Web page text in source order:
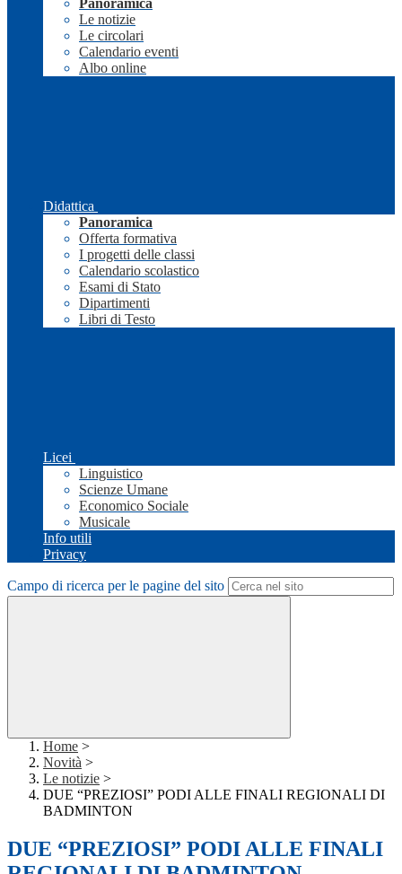
Panoramica
Le notizie
Le circolari
Calendario eventi
Albo online
Didattica
Panoramica
Offerta formativa
I progetti delle classi
Calendario scolastico
Esami di Stato
Dipartimenti
Libri di Testo
Licei
Linguistico
Scienze Umane
Economico Sociale
Musicale
Info utili
Privacy
Campo di ricerca per le pagine del sito
Home >
Novità >
Le notizie >
DUE “PREZIOSI” PODI ALLE FINALI REGIONALI DI
BADMINTON
DUE “PREZIOSI” PODI ALLE FINALI